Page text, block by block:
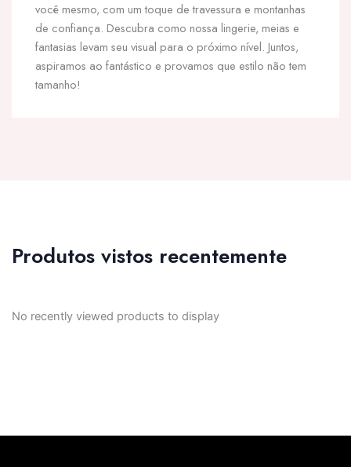
você mesmo, com um toque de travessura e montanhas
de confiança. Descubra como nossa lingerie, meias e
fantasias levam seu visual para o próximo nível. Juntos,
aspiramos ao fantástico e provamos que estilo não tem
tamanho!
Produtos vistos recentemente
No recently viewed products to display